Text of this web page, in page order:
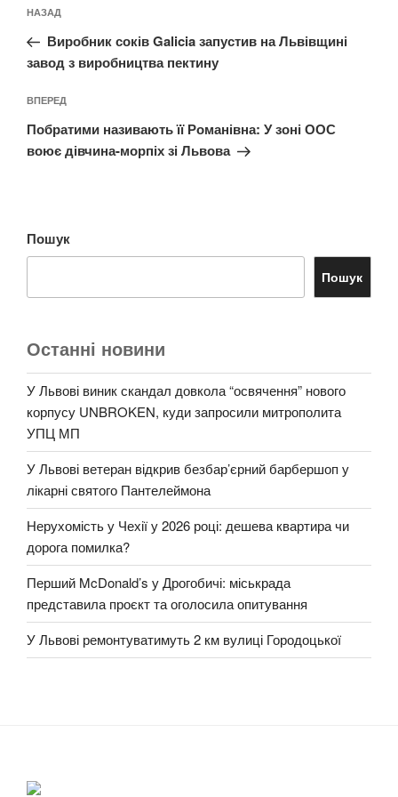
записів
Попередній
запис:
НАЗАД
Виробник соків Galicia запустив на Львівщині
завод з виробництва пектину
Наступний
запис
ВПЕРЕД
Побратими називають її Романівна: У зоні ООС
воює дівчина-морпіх зі Львова
Пошук
Пошук
Останні новини
У Львові виник скандал довкола “освячення” нового
корпусу UNBROKEN, куди запросили митрополита
УПЦ МП
У Львові ветеран відкрив безбар’єрний барбершоп у
лікарні святого Пантелеймона
Нерухомість у Чехії у 2026 році: дешева квартира чи
дорога помилка?
Перший McDonald’s у Дрогобичі: міськрада
представила проєкт та оголосила опитування
У Львові ремонтуватимуть 2 км вулиці Городоцької